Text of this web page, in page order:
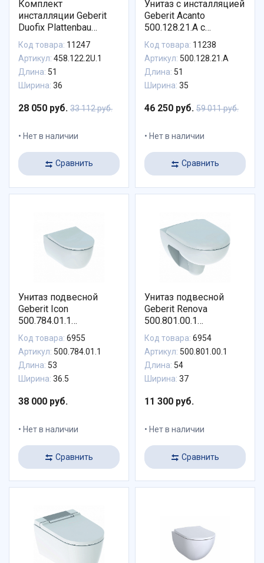
Комплект
инсталляции Geberit
Duofix Plattenbau
458.122.2U.1 с
подвесным унитазом
Idol
Код товара: 11247
Артикул: 458.122.2U.1
Длина: 51
Ширина: 36
28 050 руб. 33 112 руб.
Нет в наличии
Сравнить
Унитаз с инсталляцией
Geberit Acanto
500.128.21.A с
горизонтальным
выпуском
Код товара: 11238
Артикул: 500.128.21.A
Длина: 51
Ширина: 35
46 250 руб. 59 011 руб.
Нет в наличии
Сравнить
Унитаз подвесной
Geberit Icon
500.784.01.1
безободковый с
сиденьем микролифт
Код товара: 6955
Артикул: 500.784.01.1
Длина: 53
Ширина: 36.5
38 000 руб.
Нет в наличии
Сравнить
Унитаз подвесной
Geberit Renova
500.801.00.1
безободковый с
сиденьем микролифт
Код товара: 6954
Артикул: 500.801.00.1
Длина: 54
Ширина: 37
11 300 руб.
Нет в наличии
Сравнить